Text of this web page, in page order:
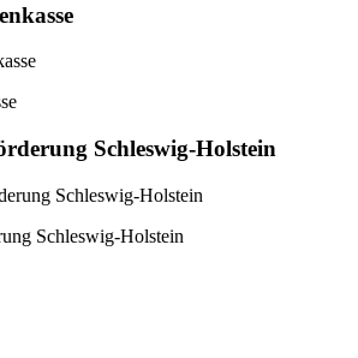
Schleswig-Holstein
Schleswig-Holstein